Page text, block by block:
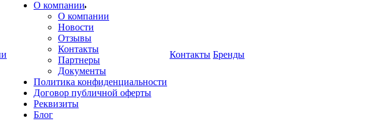
О компании
О компании
Новости
Отзывы
Контакты
Партнеры
Документы
Политика конфиденциальности
Договор публичной оферты
Реквизиты
Блог
Контакты Бренды